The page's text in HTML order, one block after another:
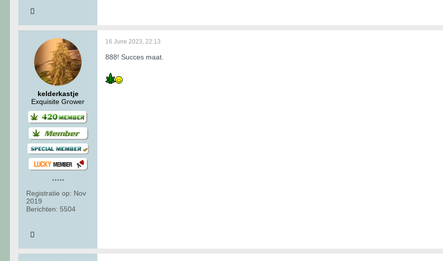
kelderkastje
Exquisite Grower
Registratie op: Nov
2019
Berichten: 5504
16 June 2023, 22:13
888! Succes maat.